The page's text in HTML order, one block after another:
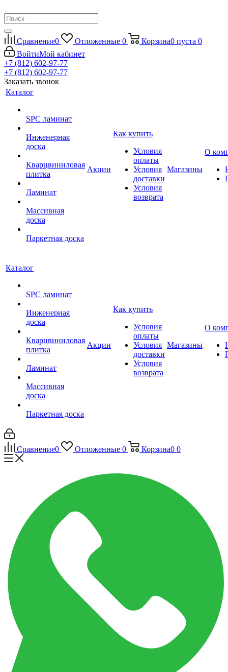
Сравнение0 Отложенные 0 Корзина0 пуста 0
ВойтиМой кабинет
+7 (812) 602-97-77
+7 (812) 602-97-77
Заказать звонок
Каталог
SPC ламинат
Инженерная
доска
Кварцвиниловая
плитка
Ламинат
Массивная
доска
Паркетная доска
Акции
Как купить
Условия
оплаты
Условия
доставки
Условия
возврата
Магазины
О
Каталог
SPC ламинат
Инженерная
доска
Кварцвиниловая
плитка
Ламинат
Массивная
доска
Паркетная доска
Акции
Как купить
Условия
оплаты
Условия
доставки
Условия
возврата
Магазины
О
Сравнение0 Отложенные 0 Корзина0 0